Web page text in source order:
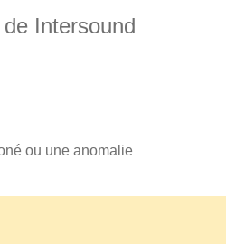
Intersound
ou une anomalie